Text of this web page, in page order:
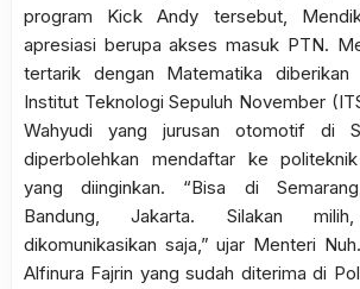
program Kick Andy tersebut,
apresiasi berupa akses masuk PTN.
tertarik dengan Matematika
Institut Teknologi Sepuluh November
Wahyudi yang jurusan otomotif di
diperbolehkan mendaftar ke
yang diinginkan. “Bisa di
Bandung, Jakarta. Silakan
dikomunikasikan saja,” ujar Menteri
Alfinura Fajrin yang sudah diterima di